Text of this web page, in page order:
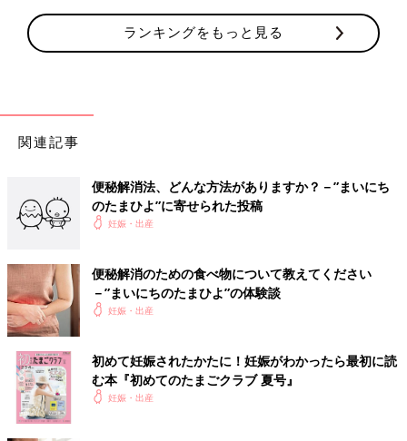
ランキングをもっと見る
関連記事
便秘解消法、どんな方法がありますか？－”まいにち
のたまひよ”に寄せられた投稿
妊娠・出産
便秘解消のための食べ物について教えてください
－”まいにちのたまひよ”の体験談
妊娠・出産
初めて妊娠されたかたに！妊娠がわかったら最初に読
む本『初めてのたまごクラブ 夏号』
妊娠・出産